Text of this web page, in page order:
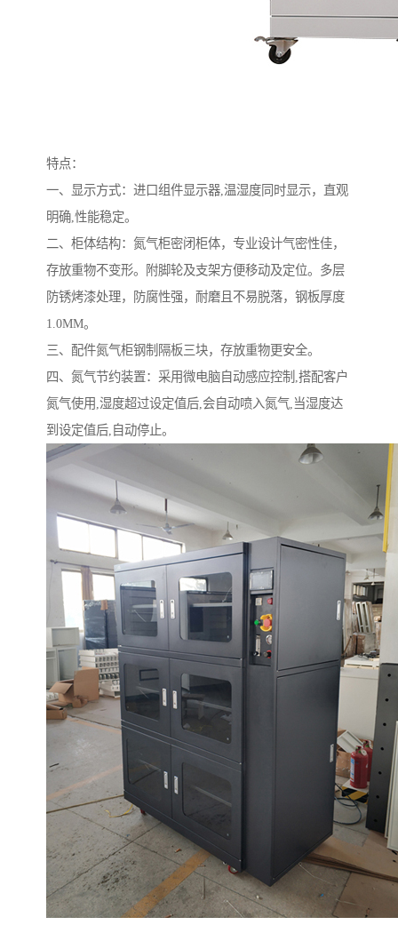
特点：
一、显示方式：进口组件显示器,温湿度同时显示，直观
明确,性能稳定。
二、柜体结构：氮气柜密闭柜体，专业设计气密性佳，
存放重物不变形。附脚轮及支架方便移动及定位。多层
防锈烤漆处理，防腐性强，耐磨且不易脱落，钢板厚度
1.0MM。
三、配件氮气柜钢制隔板三块，存放重物更安全。
四、氮气节约装置：采用微电脑自动感应控制,搭配客户
氮气使用,湿度超过设定值后,会自动喷入氮气,当湿度达
到设定值后,自动停止。